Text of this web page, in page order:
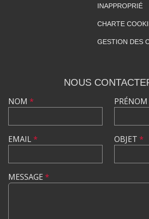
INAPPROPRIÉ
CHARTE
GESTION DES
NOUS
NOM *
EMAIL*
PRÉNOM
OBJET *
MESSAGE *